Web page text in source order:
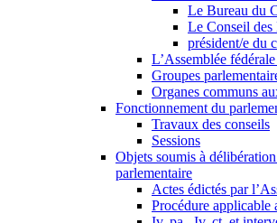
Le Bureau du
Le Conseil des
président/e du
L’Assemblée
Groupes
Organes communs
Fonctionnement du
Travaux des conseils
Sessions
Objets soumis à
parlementaire
Actes édictés par
Procédure applicable